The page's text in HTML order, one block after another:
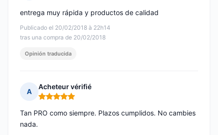
Publicado el 20/02/2018 à 22h14
tras una compra de 20/02/2018
entrega muy rápida y productos de calidad
Opinión traducida
A
Acheteur vérifié
Nota: 5 de 5
Tan PRO como siempre. Plazos cumplidos. No cambies
nada.